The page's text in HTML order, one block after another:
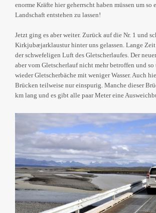
enorme Kräfte hier geherrscht haben müssen um so
Landschaft entstehen zu lassen!
Jetzt ging es aber weiter. Zurück auf die Nr. 1 und
Kirkjubæjarklaustur hinter uns gelassen. Lange Zeit
der schwefeligen Luft des Gletscherlaufes. Der
aber vom Gletscherlauf nicht mehr betroffen und
wieder Gletscherbäche mit weniger Wasser. Auch
Brücken teilweise nur einspurig. Manche dieser
km lang und es gibt alle paar Meter eine